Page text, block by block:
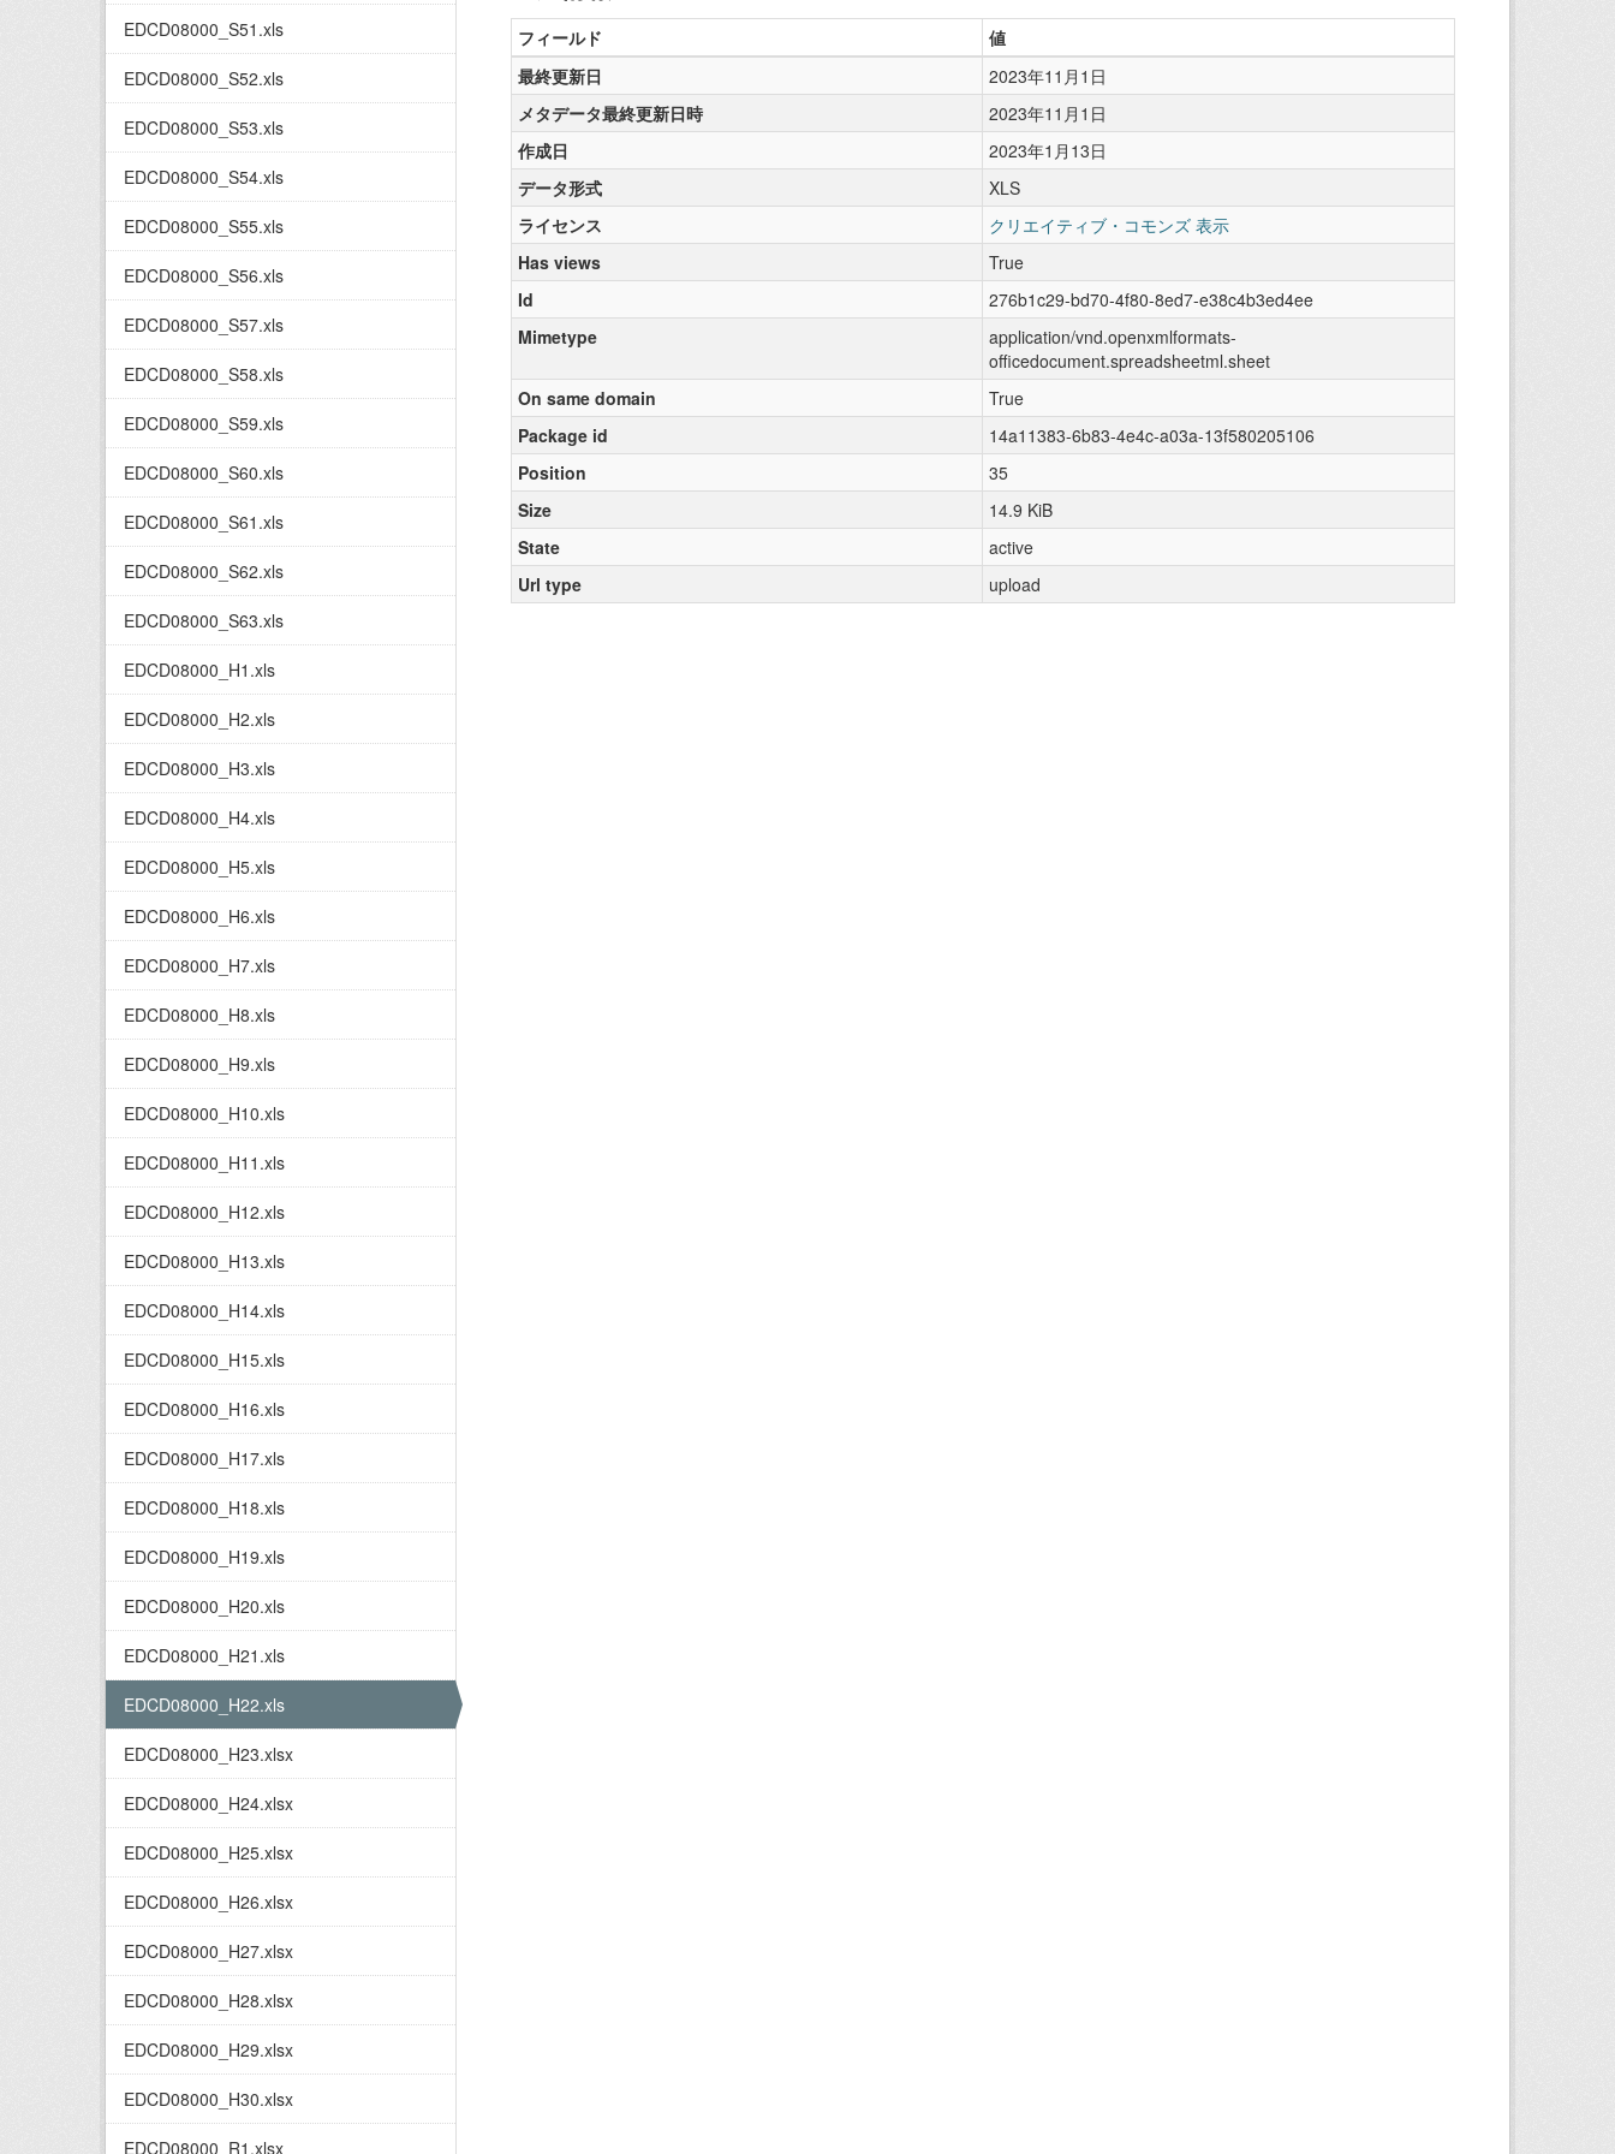
EDCD08000_S51.xls
EDCD08000_S52.xls
EDCD08000_S53.xls
EDCD08000_S54.xls
EDCD08000_S55.xls
EDCD08000_S56.xls
EDCD08000_S57.xls
EDCD08000_S58.xls
EDCD08000_S59.xls
EDCD08000_S60.xls
EDCD08000_S61.xls
EDCD08000_S62.xls
EDCD08000_S63.xls
EDCD08000_H1.xls
EDCD08000_H2.xls
EDCD08000_H3.xls
EDCD08000_H4.xls
EDCD08000_H5.xls
EDCD08000_H6.xls
EDCD08000_H7.xls
EDCD08000_H8.xls
EDCD08000_H9.xls
EDCD08000_H10.xls
EDCD08000_H11.xls
EDCD08000_H12.xls
EDCD08000_H13.xls
EDCD08000_H14.xls
EDCD08000_H15.xls
EDCD08000_H16.xls
EDCD08000_H17.xls
EDCD08000_H18.xls
EDCD08000_H19.xls
EDCD08000_H20.xls
EDCD08000_H21.xls
EDCD08000_H22.xls
EDCD08000_H23.xlsx
EDCD08000_H24.xlsx
EDCD08000_H25.xlsx
EDCD08000_H26.xlsx
EDCD08000_H27.xlsx
EDCD08000_H28.xlsx
EDCD08000_H29.xlsx
EDCD08000_H30.xlsx
EDCD08000_R1.xlsx
フィールド
値
最終更新日
2023年11月1日
メタデータ最終更新日時
2023年11月1日
作成日
2023年1月13日
データ形式
XLS
ライセンス
クリエイティブ・コモンズ 表示
Has views
True
Id
276b1c29-bd70-4f80-8ed7-e38c4b3ed4ee
Mimetype
application/vnd.openxmlformats-
officedocument.spreadsheetml.sheet
On same domain
True
Package id
14a11383-6b83-4e4c-a03a-13f580205106
Position
35
Size
14.9 KiB
State
active
Url type
upload